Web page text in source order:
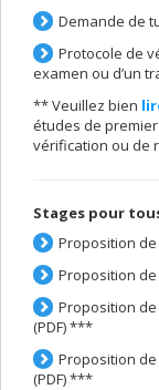
Demande de
Protocole de
examen ou d’un
** Veuillez bien
études de
vérification ou de
Stages pour
Proposition de
Proposition de
Proposition de
(PDF)***
Proposition de
(PDF)***